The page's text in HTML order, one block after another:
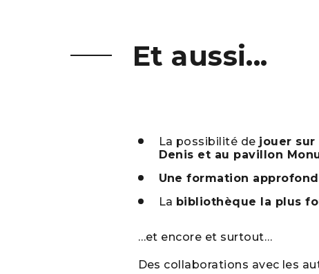
Et aussi...
La possibilité de jouer sur
Denis et au pavillon
Une formation
La bibliothèque la plus
…et encore et surtout…
Des collaborations avec les